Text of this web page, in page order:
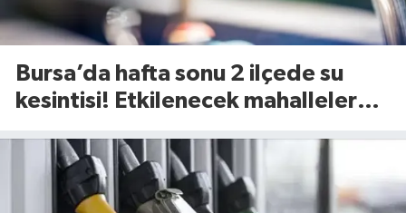
Bursa’da hafta sonu 2 ilçede su
kesintisi! Etkilenecek mahalleler